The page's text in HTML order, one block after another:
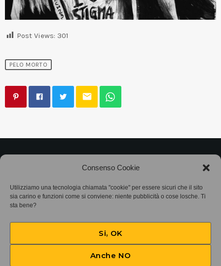
Consenso Cookie
Utilizziamo una tecnologia chiamata "cookie" per essere sicuri che il sito
sia carino e funzioni come si conviene: niente pubblicità o cose losche. Ti
sta bene?
Si, OK
Anche NO
Post Views: 301
PELO MORTO
email
Associazione Bandito • CF 97882400019 •
Privacy Policy•Cookie Policy (UE) • Protocollo
SIAE 7425